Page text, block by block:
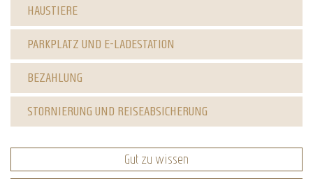
HAUSTIERE
PARKPLATZ UND E-LADESTATION
BEZAHLUNG
STORNIERUNG UND REISEABSICHERUNG
Gut zu wissen